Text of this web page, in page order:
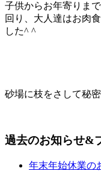
子供からお年寄りま
回り、大人達はお肉
した^ ^
砂場に枝をさして秘
過去のお知らせ&
年末年始休業の